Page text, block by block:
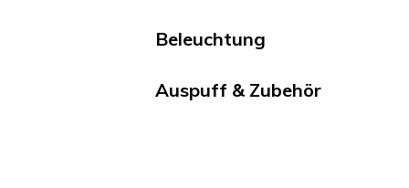
Beleuchtung
Auspuff & Zubehör